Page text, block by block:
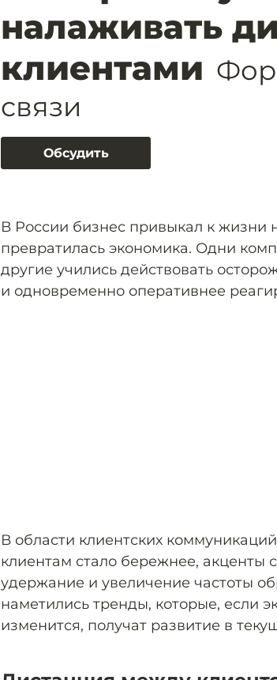
налаживать
клиентами
связи
Обсудить
В России бизнес привыкал к жизни
превратилась экономика. Одни
другие учились действовать
и одновременно оперативнее
В области клиентских
клиентам стало бережнее, акценты
удержание и увеличение частоты
наметились тренды, которые, если
изменится, получат развитие в